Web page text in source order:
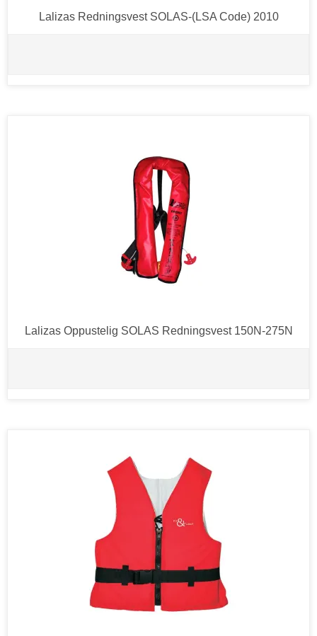
Lalizas Redningsvest SOLAS-(LSA Code) 2010
Lalizas Oppustelig SOLAS Redningsvest 150N-275N